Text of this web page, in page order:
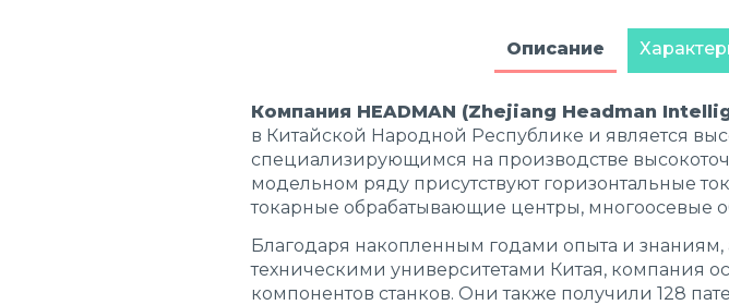
Описание
Компания HEADMAN (Zhejiang Headman
в Китайской Народной Республике и является
специализирующимся на производстве
модельном ряду присутствуют горизонтальные
токарные обрабатывающие центры, многоосевые
Благодаря накопленным годами опыта и знаниям,
техническими университетами Китая, компания
компонентов станков. Они также получили 128